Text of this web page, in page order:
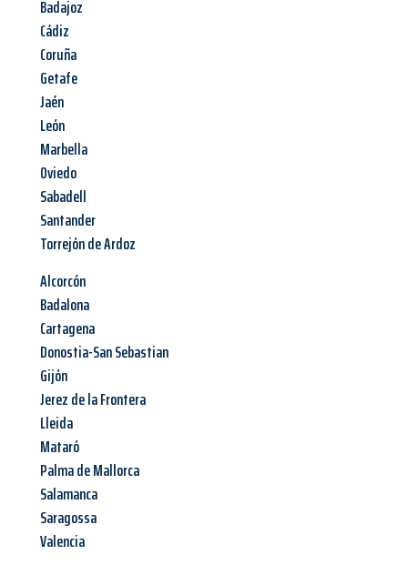
Badajoz
Cádiz
Coruña
Getafe
Jaén
León
Marbella
Oviedo
Sabadell
Santander
Torrejón de Ardoz
Alcorcón
Badalona
Cartagena
Donostia-San Sebastian
Gijón
Jerez de la Frontera
Lleida
Mataró
Palma de Mallorca
Salamanca
Saragossa
Valencia